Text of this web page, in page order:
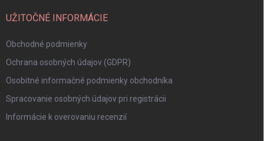
UŽITOČNÉ INFORMÁCIE
Obchodné podmienky
Ochrana osobných údajov (GDPR)
Osobitné informačné podmienky obchodníka
Spracovanie osobných údajov pri registrácii
Informácie k overovaniu recenzií